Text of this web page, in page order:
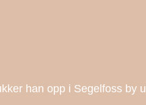
han opp i Segelfoss by